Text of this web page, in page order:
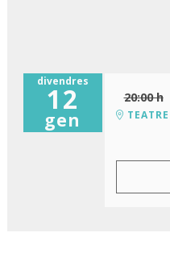
divendres
12
gen
20:00 h